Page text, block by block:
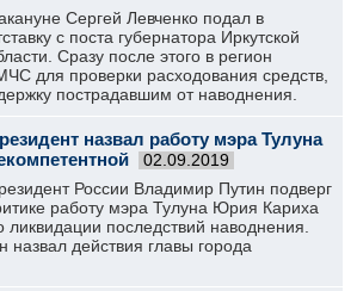
Сергей Левченко подал в
с поста губернатора Иркутской
Сразу после этого в регион
для проверки расходования средств,
пострадавшим от наводнения.
назвал работу мэра Тулуна
02.09.2019
России Владимир Путин подверг
работу мэра Тулуна Юрия Кариха
ликвидации последствий наводнения.
назвал действия главы города